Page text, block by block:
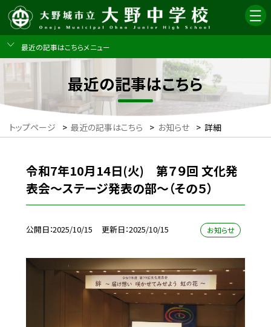
最近の記事はこちらメニュー
最近の記事はこちら
トップページ > 最近の記事はこちら > お知らせ > 詳細
令和7年10月14日(火) 第７９回 文化発
表会～ステージ発表の部～（その５）
公開日 2025/10/15 更新日 2025/10/15 お知らせ